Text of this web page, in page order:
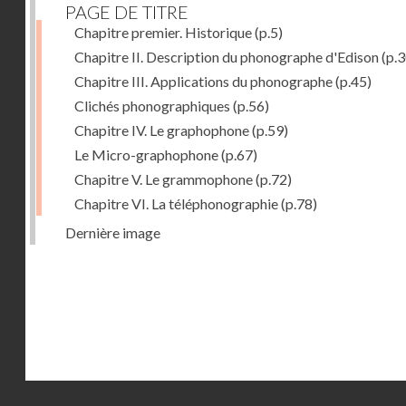
PAGE DE TITRE
Chapitre premier. Historique(p.5)
Chapitre II. Description du phonographe d'Edison
Chapitre III. Applications du phonographe(p.45)
Clichés phonographiques (p.56)
Chapitre IV. Le graphophone(p.59)
Le Micro-graphophone(p.67)
Chapitre V. Le grammophone(p.72)
Chapitre VI. La téléphonographie(p.78)
Dernière image